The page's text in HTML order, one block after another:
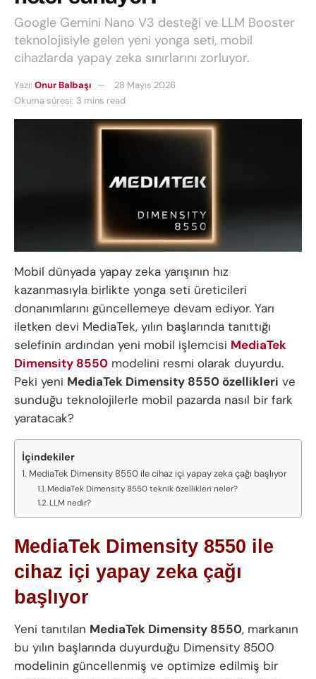
Google Gemini Nano V3 desteği ve LLM Booster
teknolojisiyle gelen yeni yonga seti, mobil
cihazlarda yapay zeka sınırlarını zorluyor.
Yazı: Onur Balbaşı
28 Mayıs 2026
Okuma süresi: 3 mins read
Mobil dünyada yapay zeka yarışının hız
kazanmasıyla birlikte yonga seti üreticileri
donanımlarını güncellemeye devam ediyor. Yarı
iletken devi MediaTek, yılın başlarında tanıttığı
selefinin ardından yeni mobil işlemcisi MediaTek
Dimensity 8550 modelini resmi olarak duyurdu.
Peki yeni MediaTek Dimensity 8550 özellikleri ve
sunduğu teknolojilerle mobil pazarda nasıl bir fark
yaratacak?
İçindekiler
MediaTek Dimensity 8550 ile cihaz içi yapay zeka çağı başlıyor
MediaTek Dimensity 8550 teknik özellikleri neler?
LLM nedir?
MediaTek Dimensity 8550 ile
cihaz içi yapay zeka çağı
başlıyor
Yeni tanıtılan MediaTek Dimensity 8550, markanın
bu yılın başlarında duyurduğu Dimensity 8500
modelinin güncellenmiş ve optimize edilmiş bir